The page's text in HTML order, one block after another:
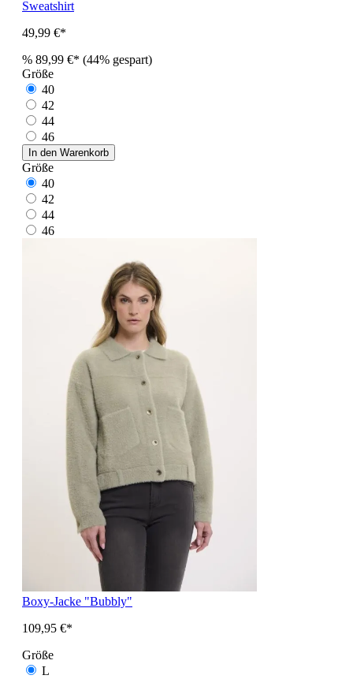
Sweatshirt
49,99 €*
% 89,99 €* (44% gespart)
Größe
40
42
44
46
In den Warenkorb
Größe
40
42
44
46
Boxy-Jacke "Bubbly"
109,95 €*
Größe
L